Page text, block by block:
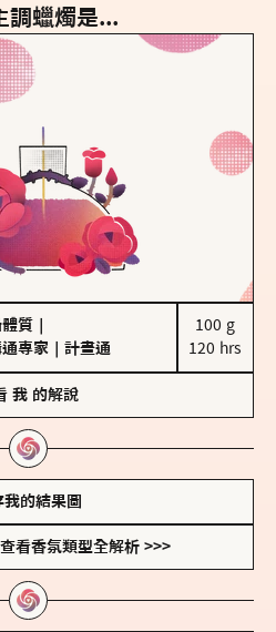
調蠟燭是...
質
專家 計畫通
100 g
120 hrs
我 的解說
我的結果圖
查看香氛類型全解析 >>>